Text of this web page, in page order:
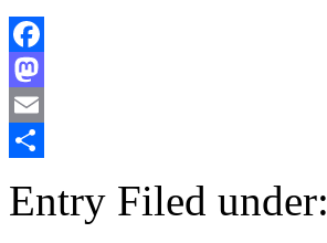
Facebook
Mastodon
Email
Entry Filed under: